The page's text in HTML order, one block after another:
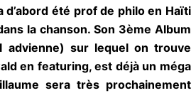
en Guadeloupe, elle a d’abord
et a débuté très tôt dans la
Album « QQA » (Quoi Qu’il
on trouve « Rété la » avec
est déjà un méga tube.